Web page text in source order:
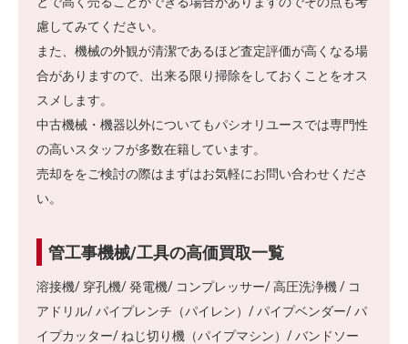
慮してみてください。
また、機械の外観が清潔であるほど査定評価が高くなる場
合がありますので、出来る限り掃除をしておくことをオス
スメします。
中古機械・機器以外についてもパシオリユースでは専門性
の高いスタッフが多数在籍しています。
売却ををご検討の際はまずはお気軽にお問い合わせくださ
い。
管工事機械/工具の高価買取一覧
溶接機/ 穿孔機/ 発電機/ コンプレッサー/ 高圧洗浄機 / コ
アドリル/ パイプレンチ（パイレン）/ パイプベンダー/ パ
イプカッター/ ねじ切り機（パイプマシン）/ バンドソー